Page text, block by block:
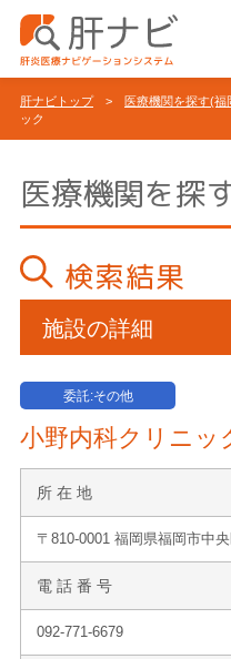
肝ナビトップ> 医療機関を探す(福
ック
医療機関を探
検索結果
施設の詳細
委託:その他
小野内科クリニッ
所 在 地
〒810-0001 福岡県福岡市中
電 話 番 号
092-771-6679